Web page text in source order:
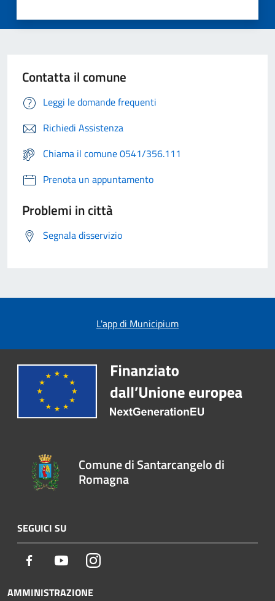
Contatta il comune
Leggi le domande frequenti
Richiedi Assistenza
Chiama il comune 0541/356.111
Prenota un appuntamento
Problemi in città
Segnala disservizio
L'app di Municipium
Comune di Santarcangelo di
Romagna
SEGUICI SU
Facebook YoutubeInstagram
AMMINISTRAZIONE